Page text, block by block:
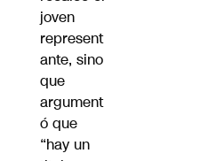
joven
represent
ante, sino
que
argument
ó que
“hay un